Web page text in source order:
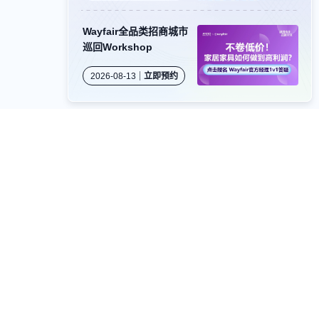
Wayfair全品类招商城市
巡回Workshop
2026-08-13 立即预约